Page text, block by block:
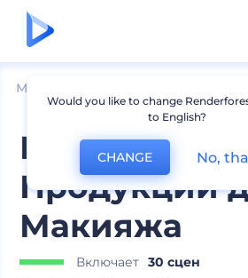
Мокапы
Набор
Продукции
Макияжа
Включает 30 сцен
Would you like to change
to English?
CHANGE No,